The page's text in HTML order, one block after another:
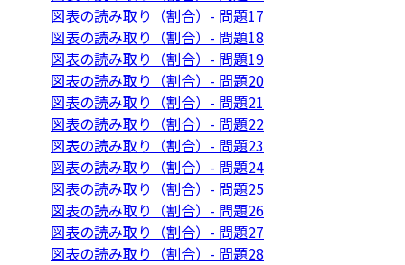
図表の読み取り（割合）- 問題17
図表の読み取り（割合）- 問題18
図表の読み取り（割合）- 問題19
図表の読み取り（割合）- 問題20
図表の読み取り（割合）- 問題21
図表の読み取り（割合）- 問題22
図表の読み取り（割合）- 問題23
図表の読み取り（割合）- 問題24
図表の読み取り（割合）- 問題25
図表の読み取り（割合）- 問題26
図表の読み取り（割合）- 問題27
図表の読み取り（割合）- 問題28